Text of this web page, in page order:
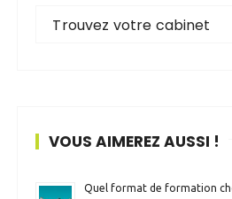
Trouvez votre cabinet
VOUS AIMEREZ AUSSI !
Quel format de formation